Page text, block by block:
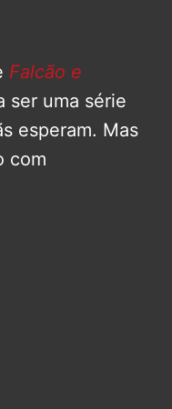
Falcão e
ser uma série
esperam. Mas
com